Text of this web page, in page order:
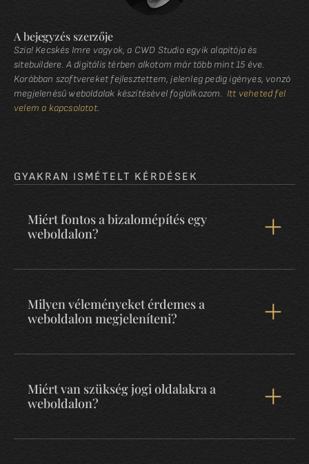
A bejegyzés szerzője
Szia! Kecskés Imre vagyok, a CWD Studio egyik alapítója és
sitebuildere. A digitális térben alkotom már több mint 15 éve.
Korábban szoftvereket fejlesztettem, jelenleg pedig igényes, vonzó
megjelenésű weboldalak készítésével foglalkozom. Itt veheted fel
velem a kapcsolatot.
GYAKRAN ISMÉTELT KÉRDÉSEK
Miért fontos a bizalomépítés egy
weboldalon?
Milyen véleményeket érdemes a
weboldalon megjeleníteni?
Miért van szükség jogi oldalakra a
weboldalon?